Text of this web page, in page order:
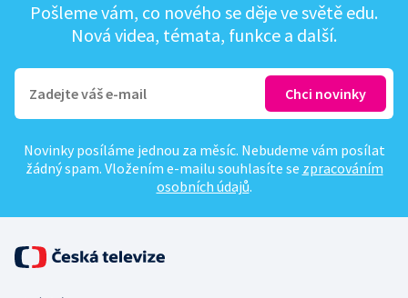
Pošleme vám, co nového se děje ve světě edu.
Nová videa, témata, funkce a další.
Novinky posíláme jednou za měsíc. Nebudeme vám posílat
žádný spam. Vložením e-mailu souhlasíte se zpracováním
osobních údajů.